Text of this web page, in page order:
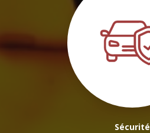
Sécurité